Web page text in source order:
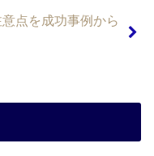
点を成功事例から